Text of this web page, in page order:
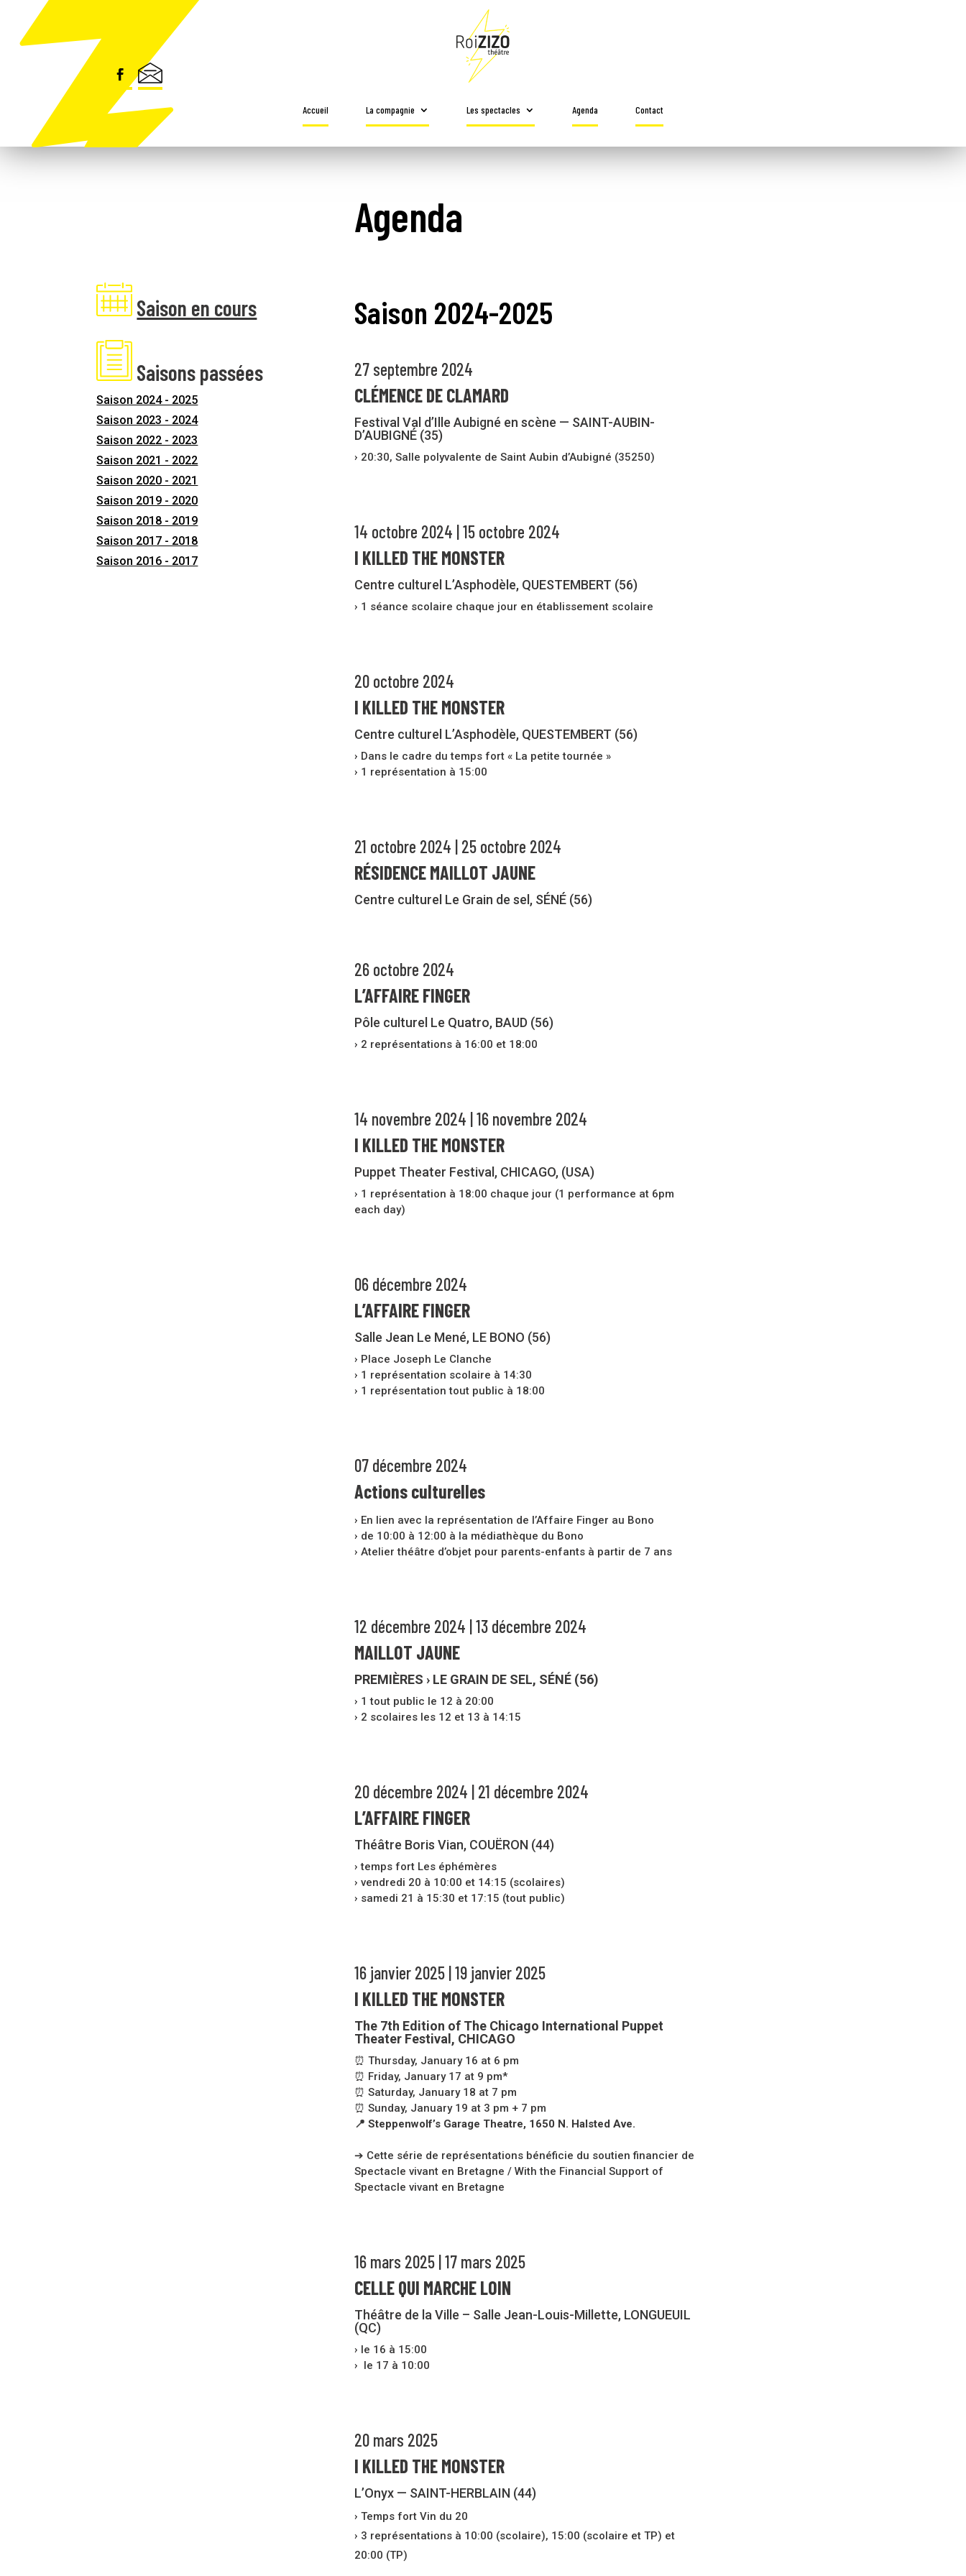
Accueil La compagnie Les spectacles Agenda Contact
Agenda
Saison en cours
Saisons passées
Saison 2024 - 2025
Saison 2023 - 2024
Saison 2022 - 2023
Saison 2021 - 2022
Saison 2020 - 2021
Saison 2019 - 2020
Saison 2018 - 2019
Saison 2017 - 2018
Saison 2016 - 2017
Saison 2024-2025
27 septembre 2024
CLÉMENCE DE CLAMARD
Festival Val d’Ille Aubigné en scène — SAINT-AUBIN-
D’AUBIGNÉ (35)
› 20:30, Salle polyvalente de Saint Aubin d’Aubigné (35250)
14 octobre 2024 | 15 octobre 2024
I KILLED THE MONSTER
Centre culturel L’Asphodèle, QUESTEMBERT (56)
› 1 séance scolaire chaque jour en établissement scolaire
20 octobre 2024
I KILLED THE MONSTER
Centre culturel L’Asphodèle, QUESTEMBERT (56)
› Dans le cadre du temps fort « La petite tournée »
› 1 représentation à 15:00
21 octobre 2024 | 25 octobre 2024
RÉSIDENCE MAILLOT JAUNE
Centre culturel Le Grain de sel, SÉNÉ (56)
26 octobre 2024
L’AFFAIRE FINGER
Pôle culturel Le Quatro, BAUD (56)
› 2 représentations à 16:00 et 18:00
14 novembre 2024 | 16 novembre 2024
I KILLED THE MONSTER
Puppet Theater Festival, CHICAGO, (USA)
› 1 représentation à 18:00 chaque jour (1 performance at 6pm
each day)
06 décembre 2024
L’AFFAIRE FINGER
Salle Jean Le Mené, LE BONO (56)
› Place Joseph Le Clanche
› 1 représentation scolaire à 14:30
› 1 représentation tout public à 18:00
07 décembre 2024
Actions culturelles
› En lien avec la représentation de l’Affaire Finger au Bono
› de 10:00 à 12:00 à la médiathèque du Bono
› Atelier théâtre d’objet pour parents-enfants à partir de 7 ans
12 décembre 2024 | 13 décembre 2024
MAILLOT JAUNE
PREMIÈRES › LE GRAIN DE SEL, SÉNÉ (56)
› 1 tout public le 12 à 20:00
› 2 scolaires les 12 et 13 à 14:15
20 décembre 2024 | 21 décembre 2024
L’AFFAIRE FINGER
Théâtre Boris Vian, COUËRON (44)
› temps fort Les éphémères
› vendredi 20 à 10:00 et 14:15 (scolaires)
› samedi 21 à 15:30 et 17:15 (tout public)
16 janvier 2025 | 19 janvier 2025
I KILLED THE MONSTER
The 7th Edition of The Chicago International Puppet
Theater Festival, CHICAGO
⏰ Thursday, January 16 at 6 pm
⏰ Friday, January 17 at 9 pm*
⏰ Saturday, January 18 at 7 pm
⏰ Sunday, January 19 at 3 pm + 7 pm
📍 Steppenwolf’s Garage Theatre, 1650 N. Halsted Ave.
➔ Cette série de représentations bénéficie du soutien financier de
Spectacle vivant en Bretagne / With the Financial Support of
Spectacle vivant en Bretagne
16 mars 2025 | 17 mars 2025
CELLE QUI MARCHE LOIN
Théâtre de la Ville – Salle Jean-Louis-Millette, LONGUEUIL
(QC)
› le 16 à 15:00
› le 17 à 10:00
20 mars 2025
I KILLED THE MONSTER
L’Onyx — SAINT-HERBLAIN (44)
› Temps fort Vin du 20
› 3 représentations à 10:00 (scolaire), 15:00 (scolaire et TP) et
20:00 (TP)